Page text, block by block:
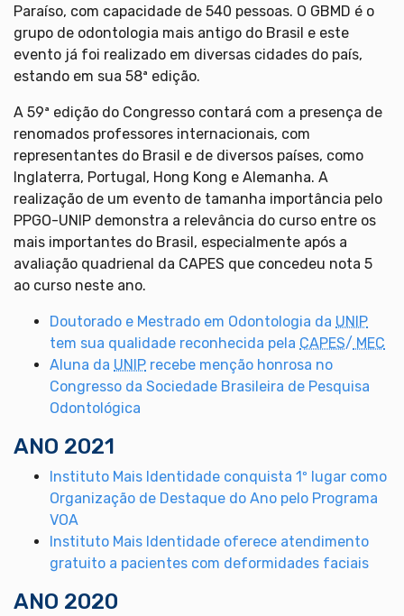
Paraíso, com capacidade de 540 pessoas. O GBMD é o
grupo de odontologia mais antigo do Brasil e este
evento já foi realizado em diversas cidades do país,
estando em sua 58ª edição.
A 59ª edição do Congresso contará com a presença de
renomados professores internacionais, com
representantes do Brasil e de diversos países, como
Inglaterra, Portugal, Hong Kong e Alemanha. A
realização de um evento de tamanha importância pelo
PPGO-UNIP demonstra a relevância do curso entre os
mais importantes do Brasil, especialmente após a
avaliação quadrienal da CAPES que concedeu nota 5
ao curso neste ano.
Doutorado e Mestrado em Odontologia da UNIP
tem sua qualidade reconhecida pela CAPES/ MEC
Aluna da UNIP recebe menção honrosa no
Congresso da Sociedade Brasileira de Pesquisa
Odontológica
ANO 2021
Instituto Mais Identidade conquista 1º lugar como
Organização de Destaque do Ano pelo Programa
VOA
Instituto Mais Identidade oferece atendimento
gratuito a pacientes com deformidades faciais
ANO 2020